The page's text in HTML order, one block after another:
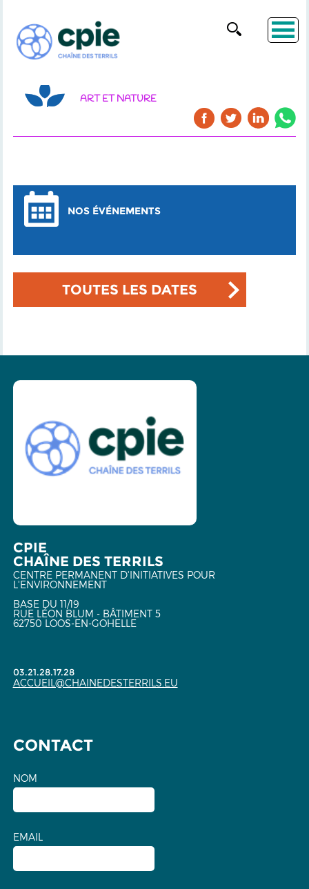
ART ET NATURE
NOS ÉVÉNEMENTS
TOUTES LES DATES
CPIE
CHAÎNE DES TERRILS
CENTRE PERMANENT D'INITIATIVES POUR
L'ENVIRONNEMENT
BASE DU 11/19
RUE LÉON BLUM - BÂTIMENT 5
62750 LOOS-EN-GOHELLE
03.21.28.17.28
ACCUEIL@CHAINEDESTERRILS.EU
CONTACT
NOM
EMAIL